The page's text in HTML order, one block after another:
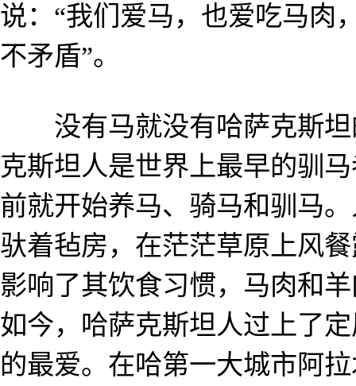
说：“我们爱马，也爱吃马肉
不矛盾”。
没有马就没有哈萨克斯坦
克斯坦人是世界上最早的驯
前就开始养马、骑马和驯马
驮着毡房，在茫茫草原上风
影响了其饮食习惯，马肉和
如今，哈萨克斯坦人过上了
的最爱。在哈第一大城市阿